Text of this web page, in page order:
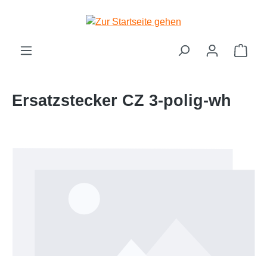
Zum Hauptinhalt springen
Ersatzstecker CZ 3-polig-wh